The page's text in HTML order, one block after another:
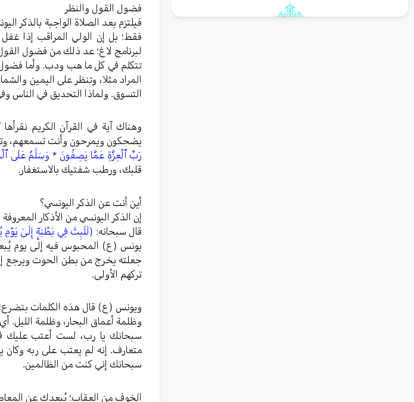
فضول القول والنظر
فيلتزم بعد الصلاة الواجبة بالذكر
فقط؛ بل إن الولي المراقب إذا غفل
لبرنامج لاغ؛ عد ذلك من فضول
تتكلم في كل ما هب ودب. وأما فضول
المراد مثلا، وتنظر على اليمين
التسوق. ولماذا التحديق في الناس
وهناك آية في القرآن الكريم
يضحكون ويمرحون وأنت تسمعهم،
رَبِّ ٱلۡعِزَّةِ عَمَّا يَصِفُونَ * وَسَلَٰمٌ عَلَى
قلبك، ورطب شفتيك بالاستغفار.
أين أنت عن الذكر اليونسي؟
إن الذكر اليونسي من الأذكار
قال سبحانه: (لَلَبِثَ فِي بَطۡنِهِۦٓ إِلَىٰ يَوۡمِ
يونس (ع) المحبوس فيه إلى يوم
جعلته يخرج من بطن الحوت ويرجع
تركهم الأولى.
ويونس (ع) قال هذه الكلمات
وظلمة أعماق البحار، وظلمة الليل.
سبحانك يا رب، لست أعتب عليك
متعارف. إنه لم يعتب على ربه وكان
سبحانك إني كنت من الظالمين.
الخوف من العقاب؛ يُبعدك عن